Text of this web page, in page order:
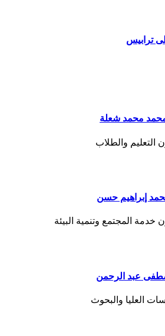
ترابيس
محمد محمد شعلة
التعليم والطلاب
إبراهيم حسن
المجتمع وتنمية البيئة
عبد الرحمن
العليا والبحوث